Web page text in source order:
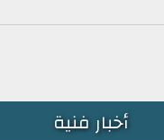
أخبار فنية